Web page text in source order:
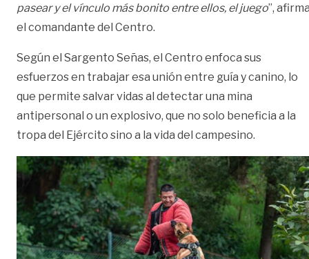
pasear y el vínculo más bonito entre ellos, el juego”,
el comandante del Centro.
Según el Sargento Señas, el Centro enfoca sus
esfuerzos en trabajar esa unión entre guía y canino, lo
que permite salvar vidas al detectar una mina
antipersonal o un explosivo, que no solo beneficia a la
tropa del Ejército sino a la vida del campesino.